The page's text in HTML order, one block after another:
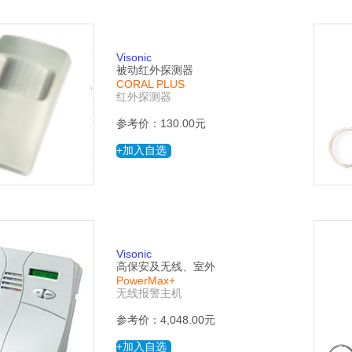
Visonic
被动红外探测器
CORAL PLUS
红外探测器
参考价：130.00元
+加入自选
Visonic
高保安及无线、室外
PowerMax+
无线报警主机
参考价：4,048.00元
+加入自选